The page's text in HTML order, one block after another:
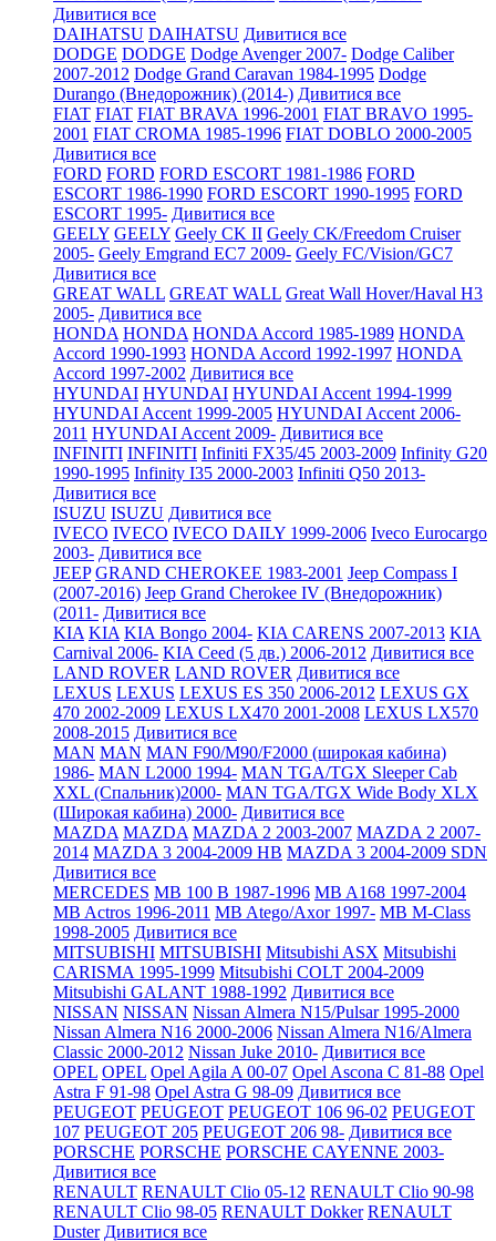
Дивитися все
DAIHATSU DAIHATSU Дивитися все
DODGE DODGE Dodge Avenger 2007- Dodge Caliber
2007-2012 Dodge Grand Caravan 1984-1995 Dodge
Durango (Внедорожник) (2014-) Дивитися все
FIAT FIAT FIAT BRAVA 1996-2001 FIAT BRAVO 1995-
2001 FIAT CROMA 1985-1996 FIAT DOBLO 2000-2005
Дивитися все
FORD FORD FORD ESCORT 1981-1986 FORD
ESCORT 1986-1990 FORD ESCORT 1990-1995 FORD
ESCORT 1995- Дивитися все
GEELY GEELY Geely CK II Geely CK/Freedom Cruiser
2005- Geely Emgrand EC7 2009- Geely FC/Vision/GC7
Дивитися все
GREAT WALL GREAT WALL Great Wall Hover/Haval H3
2005- Дивитися все
HONDA HONDA HONDA Accord 1985-1989 HONDA
Accord 1990-1993 HONDA Accord 1992-1997 HONDA
Accord 1997-2002 Дивитися все
HYUNDAI HYUNDAI HYUNDAI Accent 1994-1999
HYUNDAI Accent 1999-2005 HYUNDAI Accent 2006-
2011 HYUNDAI Accent 2009- Дивитися все
INFINITI INFINITI Infiniti FX35/45 2003-2009 Infinity G20
1990-1995 Infinity I35 2000-2003 Infiniti Q50 2013-
Дивитися все
ISUZU ISUZU Дивитися все
IVECO IVECO IVECO DAILY 1999-2006 Iveco Eurocargo
2003- Дивитися все
JEEP GRAND CHEROKEE 1983-2001 Jeep Compass I
(2007-2016) Jeep Grand Cherokee IV (Внедорожник)
(2011- Дивитися все
KIA KIA KIA Bongo 2004- KIA CARENS 2007-2013 KIA
Carnival 2006- KIA Ceed (5 дв.) 2006-2012 Дивитися все
LAND ROVER LAND ROVER Дивитися все
LEXUS LEXUS LEXUS ES 350 2006-2012 LEXUS GX
470 2002-2009 LEXUS LX470 2001-2008 LEXUS LX570
2008-2015 Дивитися все
MAN MAN MAN F90/M90/F2000 (широкая кабина)
1986- MAN L2000 1994- MAN TGA/TGX Sleeper Cab
XXL (Спальник)2000- MAN TGA/TGX Wide Body XLX
(Широкая кабина) 2000- Дивитися все
MAZDA MAZDA MAZDA 2 2003-2007 MAZDA 2 2007-
2014 MAZDA 3 2004-2009 HB MAZDA 3 2004-2009 SDN
Дивитися все
MERCEDES MB 100 B 1987-1996 MB A168 1997-2004
MB Actros 1996-2011 MB Atego/Axor 1997- MB M-Class
1998-2005 Дивитися все
MITSUBISHI MITSUBISHI Mitsubishi ASX Mitsubishi
CARISMA 1995-1999 Mitsubishi COLT 2004-2009
Mitsubishi GALANT 1988-1992 Дивитися все
NISSAN NISSAN Nissan Almera N15/Pulsar 1995-2000
Nissan Almera N16 2000-2006 Nissan Almera N16/Almera
Classic 2000-2012 Nissan Juke 2010- Дивитися все
OPEL OPEL Opel Agila A 00-07 Opel Ascona C 81-88 Opel
Astra F 91-98 Opel Astra G 98-09 Дивитися все
PEUGEOT PEUGEOT PEUGEOT 106 96-02 PEUGEOT
107 PEUGEOT 205 PEUGEOT 206 98- Дивитися все
PORSCHE PORSCHE PORSCHE CAYENNE 2003-
Дивитися все
RENAULT RENAULT Clio 05-12 RENAULT Clio 90-98
RENAULT Clio 98-05 RENAULT Dokker RENAULT
Duster Дивитися все